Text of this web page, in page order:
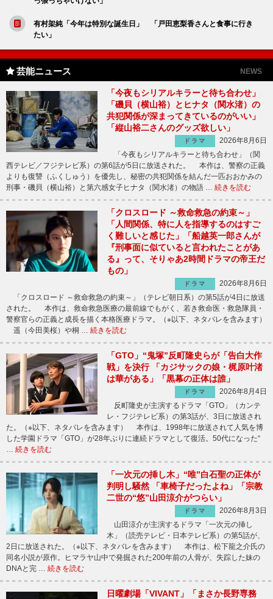
有村架純「今年は特別な誕生日」 「戸田恵梨香さんと食事に行き
たい」
芸能ニュース NEWS
「今夜もシリアルキラーと待ち合わせ」
「磯貝（横山裕）とヒナタ（関水渚）の
共犯関係が深まってきているのがいい」
「縦山裕二さんのグッズ欲しい」
ドラマ
2026年8月6日
「今夜もシリアルキラーと待ち合わせ」（関
西テレビ／フジテレビ系）の第6話が5日に放送された。 本作は、警察の正義
よりも復讐（ふくしゅう）を優先し、秘密の共犯関係を結んだ一匹おおかみの
刑事・磯貝（横山裕）と第六感女子ヒナタ（関水渚）の物語 … 続きを読む
「クロスロード ～救命救急の約束～」
「人間関係、特に人を指導するのはすご
く難しいと感じた」「船越英一郎さんが
『刑事面に似ていると言われたことがあ
る』って、そりゃあ2時間ドラマの帝王だ
もの」
ドラマ
2026年8月6日
「クロスロード ～救命救急の約束～」（テレビ朝日系）の第5話が4日に放送
された。 本作は、救命救急医療の最前線でもがく、若き救命医・救急隊員・
警察官らの正義と成長を描く本格医療ドラマ。（※以下、ネタバレを含みます）
遥（今田美桜）や桐 … 続きを読む
「GTO」“鬼塚”反町隆史らが「告白大作
戦」を決行 「カジサックの娘・梶原叶渚
は華がある」「黒幕の正体は誰」
ドラマ
2026年8月4日
反町隆史が主演するドラマ「GTO」（カンテ
レ・フジテレビ系）の第3話が、3日に放送され
た。（※以下、ネタバレを含みます） 本作は、1998年に放送されて人気を博
した学園ドラマ「GTO」が28年ぶりに連続ドラマとして復活。50代になった“
… 続きを読む
「一次元の挿し木」“唯”白石聖の正体が
判明し騒然 「車椅子だったよね」「宗教
二世の“悠”山田涼介がつらい」
ドラマ
2026年8月3日
山田涼介が主演するドラマ「一次元の挿し
木」（読売テレビ・日本テレビ系）の第5話が、
2日に放送された。（※以下、ネタバレを含みます） 本作は、松下龍之介氏の
同名小説が原作。ヒマラヤ山中で発掘された200年前の人骨が、失踪した妹の
DNAと完 … 続きを読む
日曜劇場「VIVANT」「まさか長野専務